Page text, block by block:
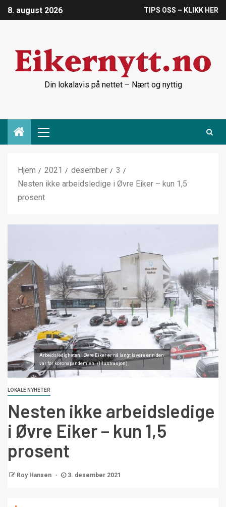
8. august 2026 TIPS OSS – KLIKK HER
Din lokalavis på nettet – Nært og nyttig
Hjem 2021 desember
3
Nesten ikke arbeidsledige i Øvre Eiker – kun 1,5
prosent
Arbeidsledigheten i Øvre Eiker er nå langt lavere enn den
var før koronapandemien. (Illustrasjon)
LOKALE NYHETER
Nesten ikke arbeidsledige
i Øvre Eiker – kun 1,5
prosent
Roy Hansen 3. desember 2021